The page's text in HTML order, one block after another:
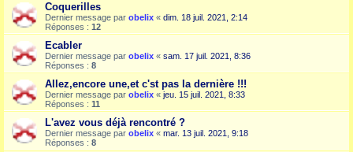
Coquerilles
Dernier message par obelix « dim. 18 juil. 2021, 2:14
Réponses : 12
Ecabler
Dernier message par obelix « sam. 17 juil. 2021, 8:36
Réponses : 8
Allez,encore une,et c'st pas la dernière !!!
Dernier message par obelix « jeu. 15 juil. 2021, 8:33
Réponses : 11
L'avez vous déjà rencontré ?
Dernier message par obelix « mar. 13 juil. 2021, 9:18
Réponses : 8